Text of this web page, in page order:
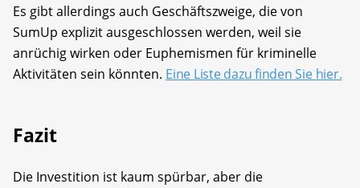
Es gibt allerdings auch Geschäftszweige, die von
SumUp explizit ausgeschlossen werden, weil sie
anrüchig wirken oder Euphemismen für kriminelle
Aktivitäten sein könnten. Eine Liste dazu finden Sie hier.
Fazit
Die Investition ist kaum spürbar, aber die